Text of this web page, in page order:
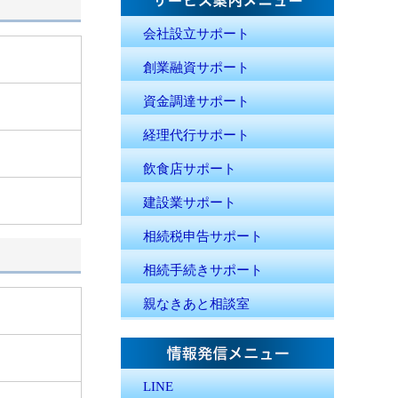
会社設立サポート
創業融資サポート
資金調達サポート
経理代行サポート
飲食店サポート
建設業サポート
相続税申告サポート
相続手続きサポート
親なきあと相談室
LINE